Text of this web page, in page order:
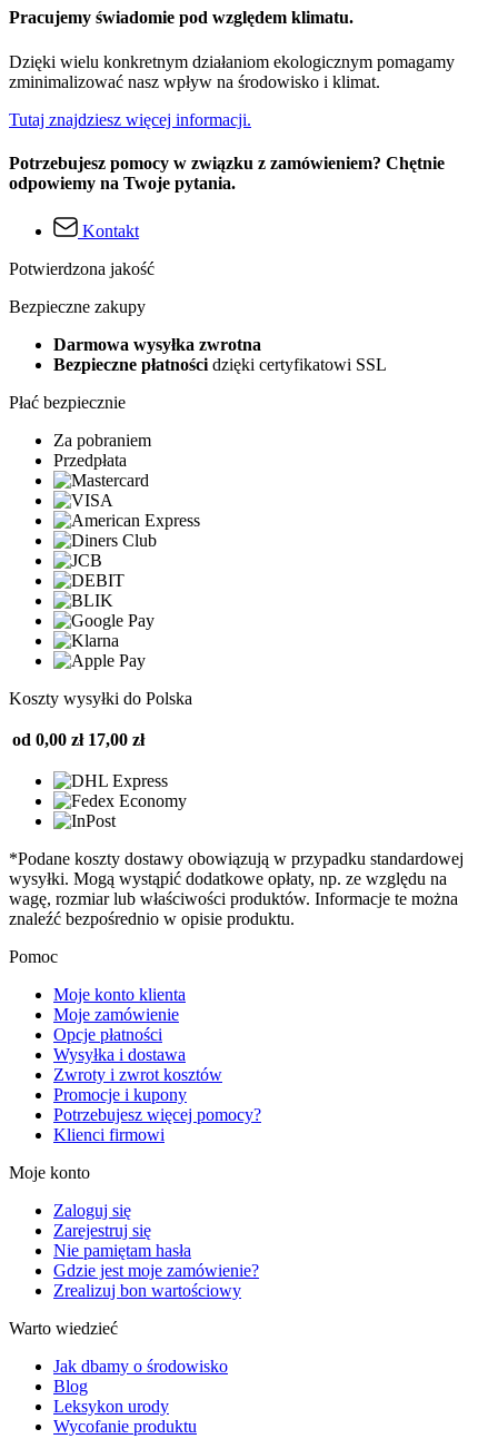
Pracujemy świadomie pod względem klimatu.
Dzięki wielu konkretnym działaniom ekologicznym pomagamy
zminimalizować nasz wpływ na środowisko i klimat.
Tutaj znajdziesz więcej informacji.
Potrzebujesz pomocy w związku z zamówieniem? Chętnie
odpowiemy na Twoje pytania.
Kontakt
Potwierdzona jakość
Bezpieczne zakupy
Darmowa wysyłka zwrotna
Bezpieczne płatności dzięki certyfikatowi SSL
Płać bezpiecznie
Za pobraniem
Przedpłata
Koszty wysyłki do Polska
od 0,00 zł 17,00 zł
*Podane koszty dostawy obowiązują w przypadku standardowej
wysyłki. Mogą wystąpić dodatkowe opłaty, np. ze względu na
wagę, rozmiar lub właściwości produktów. Informacje te można
znaleźć bezpośrednio w opisie produktu.
Pomoc
Moje konto klienta
Moje zamówienie
Opcje płatności
Wysyłka i dostawa
Zwroty i zwrot kosztów
Promocje i kupony
Potrzebujesz więcej pomocy?
Klienci firmowi
Moje konto
Zaloguj się
Zarejestruj się
Nie pamiętam hasła
Gdzie jest moje zamówienie?
Zrealizuj bon wartościowy
Warto wiedzieć
Jak dbamy o środowisko
Blog
Leksykon urody
Wycofanie produktu